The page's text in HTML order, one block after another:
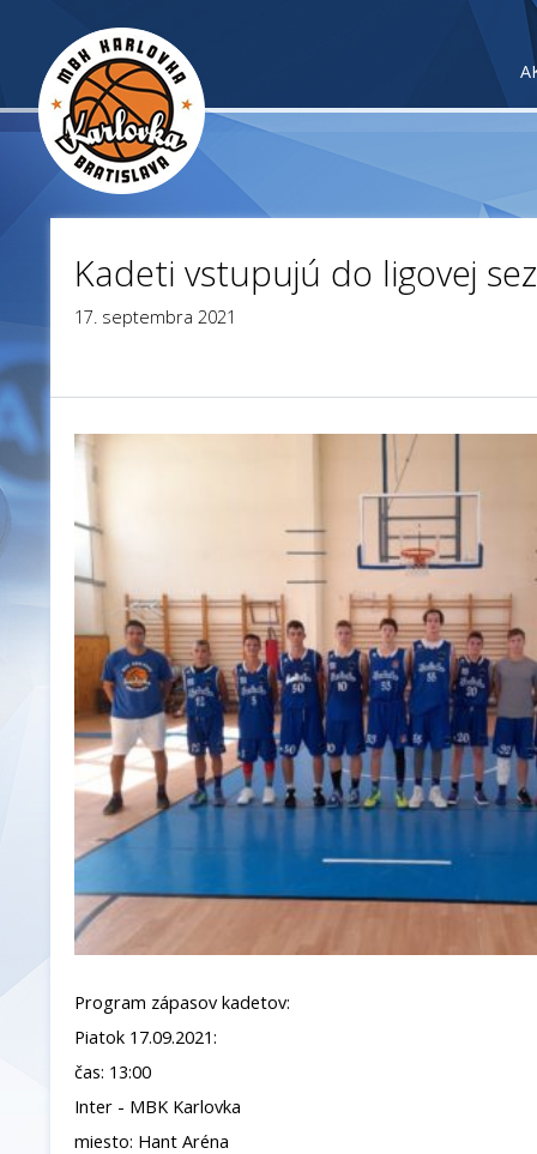
Kadeti vstupujú do ligovej
17. septembra 2021
Program zápasov kadetov:
Piatok 17.09.2021:
čas: 13:00
Inter - MBK Karlovka
miesto: Hant Aréna